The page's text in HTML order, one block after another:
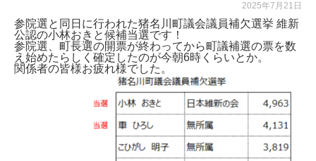
2025年7月21日
参院選と同日に行われた猪名川町議会議員補欠選挙 維新
公認の小林おきと候補当選です！
参院選、町長選の開票が終わってから町議補選の票を数
え始めたらしく確定したのが今朝6時くらいとか。
関係者の皆様お疲れ様でした。